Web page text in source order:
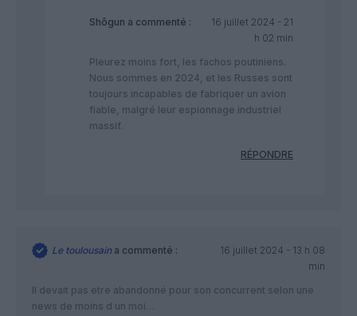
Shôgun a commenté :
16 juillet 2024 - 21
h 02 min
Pleurez moins fort, les fachos poutiniens.
Nous sommes en 2024, et les Russes sont
toujours incapables de fabriquer un avion
fiable, malgré leur espionnage industriel
massif.
RÉPONDRE
Le toulousaina commenté :
16 juillet 2024 - 13 h 08
min
Il devait pas etre abandonné pour son concurrent selon une
news de moins d un moi…